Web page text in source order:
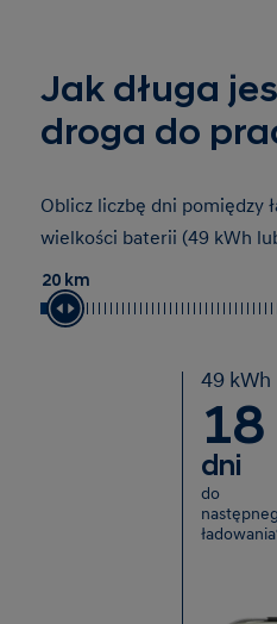
Jak długa
droga do
Oblicz liczbę dni pomiędzy
wielkości baterii (49 kWh
20 km
49 kWh
18
dni
do
ładowania